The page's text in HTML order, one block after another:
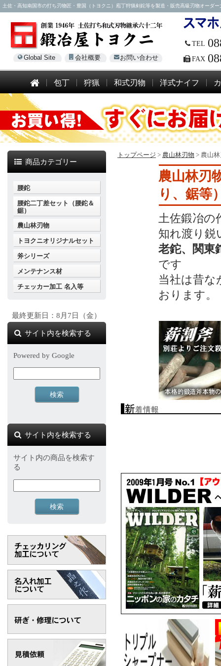
土佐・高知南国市の打ち刃物匠・豊国（トヨクニ）庖丁狩猟剣鉈等を製造・販売高級刃物オーダ
Global Site 会社概要 お問い合わせ
TEL
FAX
包丁 狩猟 和式刃物 洋式ナイフ
トップページ > 農山林刃物 > 農山
農山林刃
り、鋸等
土佐鍛冶の
知れ渡り鋭
老鉈、関東
です
当社は昔な
おります。
商品カテゴリー
腰鉈
腰鉈二丁差セット（腰鉈＆
鋸）
農山林刃物
トヨクニオリジナルセット
斧シリーズ
メンテナンス材
チェッカー加工 名入等
最終更新日：8月7日（金）
サイト内を検索する
Powered by Google
サイト内を検索する
サイト内の商品を検索す
る